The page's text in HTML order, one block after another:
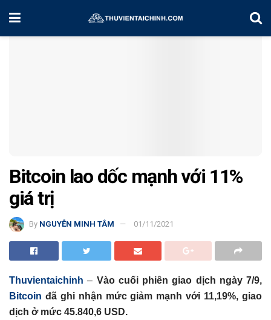
Home Chiến Lược Đầu Tư
Bitcoin lao dốc mạnh với 11%
giá trị
By NGUYỄN MINH TÂM 01/11/2021
Thuvientaichinh – Vào cuối phiên giao dịch ngày 7/9,
Bitcoin đã ghi nhận mức giảm mạnh với 11,19%, giao
dịch ở mức 45.840,6 USD.